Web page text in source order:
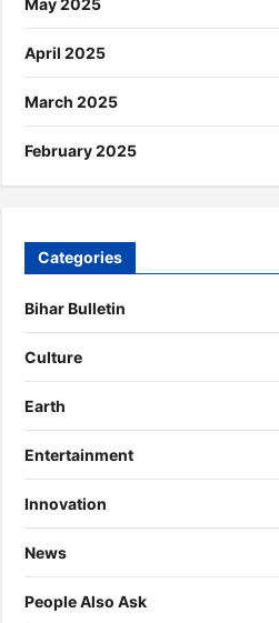
April 2025
March 2025
February 2025
Categories
Bihar Bulletin
Culture
Earth
Entertainment
Innovation
News
People Also Ask